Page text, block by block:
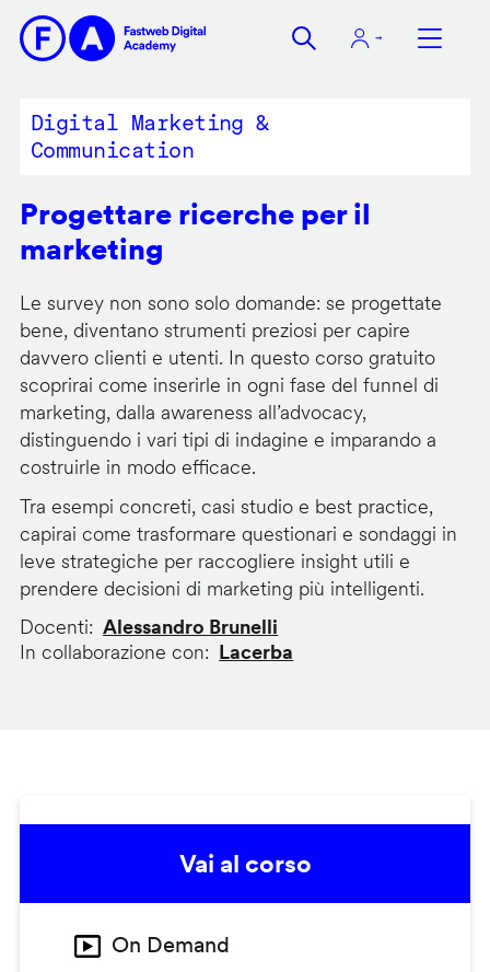
contenuto
Digital Marketing &
Communication
Progettare ricerche per il
marketing
Le survey non sono solo domande: se progettate
bene, diventano strumenti preziosi per capire
davvero clienti e utenti. In questo corso gratuito
scoprirai come inserirle in ogni fase del funnel di
marketing, dalla awareness all’advocacy,
distinguendo i vari tipi di indagine e imparando a
costruirle in modo efficace.
Tra esempi concreti, casi studio e best practice,
capirai come trasformare questionari e sondaggi in
leve strategiche per raccogliere insight utili e
prendere decisioni di marketing più intelligenti.
Docenti
Alessandro Brunelli
In collaborazione con
Lacerba
Vai al corso
On Demand